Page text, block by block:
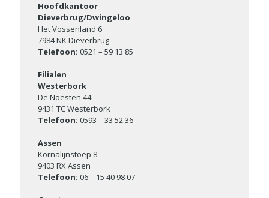
Hoofdkantoor
Dieverbrug/Dwingeloo
Het Vossenland 6
7984 NK Dieverbrug
Telefoon: 0521 – 59 13 85
Filialen
Westerbork
De Noesten 44
9431 TC Westerbork
Telefoon: 0593 – 33 52 36
Assen
Kornalijnstoep 8
9403 RX Assen
Telefoon: 06 – 15 40 98 07